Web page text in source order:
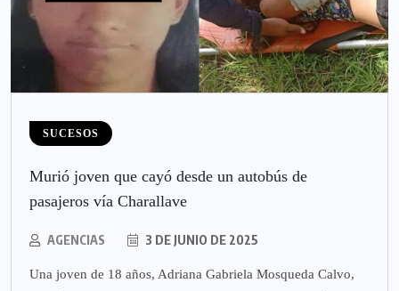
SUCESOS
Murió joven que cayó desde un autobús de
pasajeros vía Charallave
AGENCIAS 3 DE JUNIO DE 2025
Una joven de 18 años, Adriana Gabriela Mosqueda Calvo,